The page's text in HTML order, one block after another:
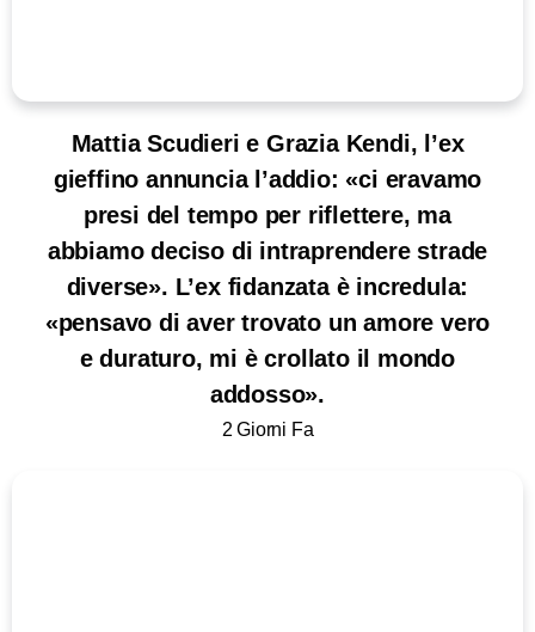
Mattia Scudieri e Grazia Kendi, l’ex
gieffino annuncia l’addio: «ci eravamo
presi del tempo per riflettere, ma
abbiamo deciso di intraprendere strade
diverse». L’ex fidanzata è incredula:
«pensavo di aver trovato un amore vero
e duraturo, mi è crollato il mondo
addosso».
2 Giorni Fa